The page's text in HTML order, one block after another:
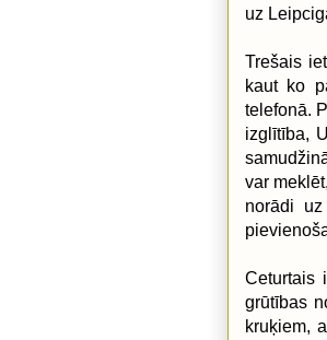
uz
Trešais
kaut ko
telefonā.
izglītība,
var
norādi
Ceturtais
grūtības
kruķiem,